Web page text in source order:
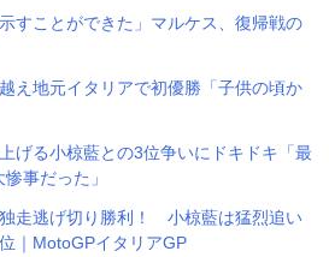
すことができた」マルケス、復帰戦の
え地元イタリアで初優勝「子供の頃か
げる小椋藍との3位争いにドキドキ「最
事だった」
走逃げ切り勝利！ 小椋藍は猛烈追い
｜MotoGPイタリアGP